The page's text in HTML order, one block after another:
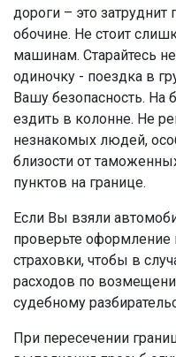
дороги – это
обочине. Не стоит
машинам. Старайтесь
одиночку - поездка в
Вашу безопасность. На
ездить в колонне. Не
незнакомых людей,
близости от
пунктов на границе.
Если Вы взяли
проверьте оформление
страховки, чтобы в
расходов по
судебному
При пересечении